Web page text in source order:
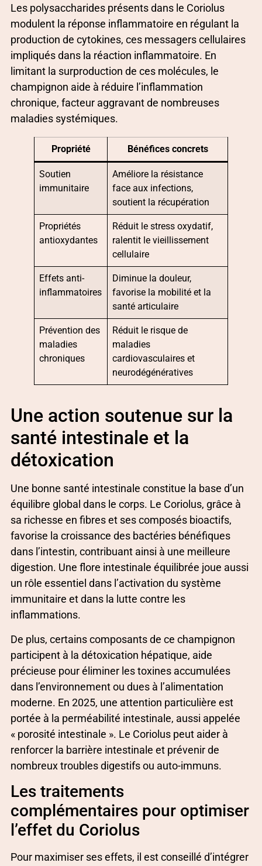
Les polysaccharides présents dans le Coriolus
modulent la réponse inflammatoire en régulant la
production de cytokines, ces messagers cellulaires
impliqués dans la réaction inflammatoire. En
limitant la surproduction de ces molécules, le
champignon aide à réduire l’inflammation
chronique, facteur aggravant de nombreuses
maladies systémiques.
Propriété Bénéfices concrets
Soutien
immunitaire
Améliore la résistance
face aux infections,
soutient la récupération
Propriétés
antioxydantes
Réduit le stress oxydatif,
ralentit le vieillissement
cellulaire
Effets anti-
inflammatoires
Diminue la douleur,
favorise la mobilité et la
santé articulaire
Prévention des
maladies
chroniques
Réduit le risque de
maladies
cardiovasculaires et
neurodégénératives
Une action soutenue sur la
santé intestinale et la
détoxication
Une bonne santé intestinale constitue la base d’un
équilibre global dans le corps. Le Coriolus, grâce à
sa richesse en fibres et ses composés bioactifs,
favorise la croissance des bactéries bénéfiques
dans l’intestin, contribuant ainsi à une meilleure
digestion. Une flore intestinale équilibrée joue aussi
un rôle essentiel dans l’activation du système
immunitaire et dans la lutte contre les
inflammations.
De plus, certains composants de ce champignon
participent à la détoxication hépatique, aide
précieuse pour éliminer les toxines accumulées
dans l’environnement ou dues à l’alimentation
moderne. En 2025, une attention particulière est
portée à la perméabilité intestinale, aussi appelée
« porosité intestinale ». Le Coriolus peut aider à
renforcer la barrière intestinale et prévenir de
nombreux troubles digestifs ou auto-immuns.
Les traitements
complémentaires pour optimiser
l’effet du Coriolus
Pour maximiser ses effets, il est conseillé d’intégrer